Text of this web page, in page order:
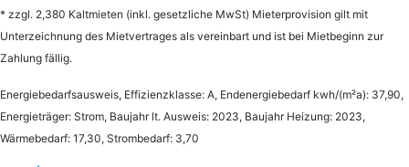
* zzgl. 2,380 Kaltmieten (inkl. gesetzliche MwSt) Mieterprovision gilt mit
Unterzeichnung des Mietvertrages als vereinbart und ist bei Mietbeginn zur
Zahlung fällig.
Energiebedarfsausweis, Effizienzklasse: A, Endenergiebedarf kwh/(m²a): 37,90,
Energieträger: Strom, Baujahr lt. Ausweis: 2023, Baujahr Heizung: 2023,
Wärmebedarf: 17,30, Strombedarf: 3,70